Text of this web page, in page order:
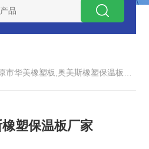
市华美橡塑板,奥美斯橡塑保温板厂家
塑保温板厂家